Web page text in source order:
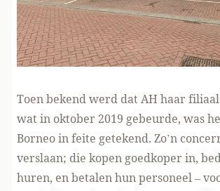
Toen bekend werd dat AH haar
wat in oktober 2019 gebeurde, was
Borneo in feite getekend. Zo’n
verslaan; die kopen goedkoper in,
huren, en betalen hun personeel –